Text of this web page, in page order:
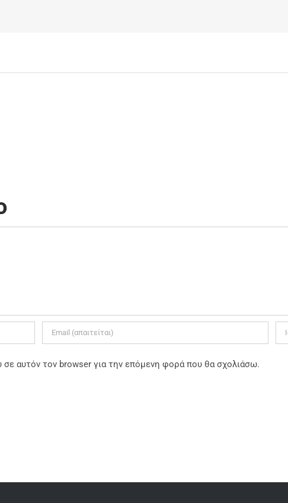
αυτόν τον browser για την επόμενη φορά που θα σχολιάσω.